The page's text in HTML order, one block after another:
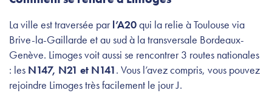
La ville est traversée parl’A20qui la relie à Toulouse via
Brive-la-Gaillarde et au sud à la transversale Bordeaux-
Genève. Limoges voit aussi se rencontrer 3 routes nationales
: les N147, N21 et N141. Vous l’avez compris, vous pouvez
rejoindre Limoges très facilement le jour J.